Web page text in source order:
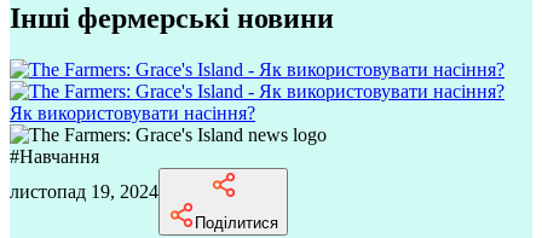
Інші фермерські новини
Як використовувати насіння?
#Навчання
листопад 19, 2024
Поділитися